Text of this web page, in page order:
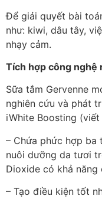
Để giải quyết bài
như: kiwi, dâu tây,
nhạy cảm.
Tích hợp công nghệ
Sữa tắm Gervenne
nghiên cứu và phát
iWhite Boosting
– Chứa phức hợp ba
nuôi dưỡng da tươi
Dioxide có khả
– Tạo điều kiện tốt